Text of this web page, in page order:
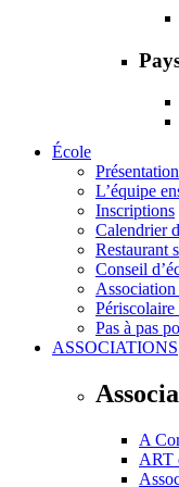
École
Présentation
L’équipe
Inscriptions
Calendrier
Restaurant
Conseil
Association
Pas à pas
ASSOCIATIONS
A
ART